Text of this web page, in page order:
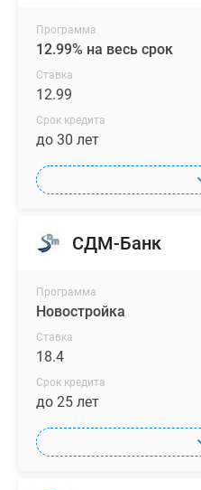
проекта
станет
стилобат
ландшафтным
парком
кровле,
также
атмосферу
квартирографии
квартала
Программа
12.99% на весь срок
Ставка
12.99
Срок кредита
до 30 лет
СДМ-Банк
Программа
Новостройка
Ставка
18.4
Срок кредита
до 25 лет